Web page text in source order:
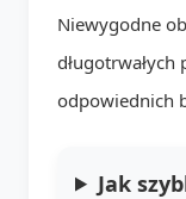
Niewygodne
odpowiednich
Jak